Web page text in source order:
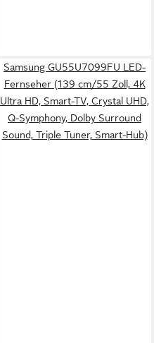
Samsung GU55U7099FU LED-
Fernseher (139 cm/55 Zoll, 4K
Ultra HD, Smart-TV, Crystal UHD,
Q-Symphony, Dolby Surround
Sound, Triple Tuner, Smart-Hub)